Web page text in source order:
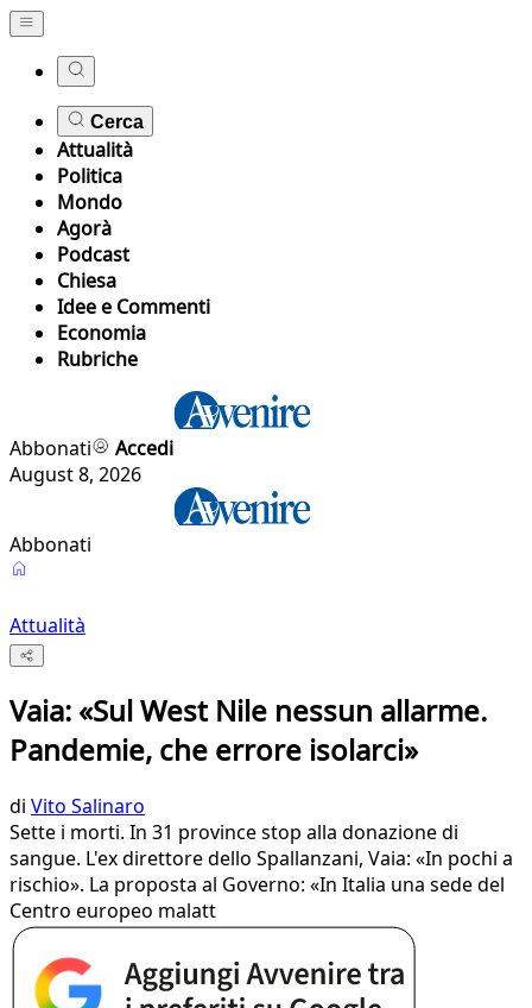
Cerca
Attualità
Politica
Mondo
Agorà
Podcast
Chiesa
Idee e Commenti
Economia
Rubriche
Abbonati
Accedi
August 8, 2026
Abbonati
Attualità
Vaia: «Sul West Nile nessun allarme.
Pandemie, che errore isolarci»
di Vito Salinaro
Sette i morti. In 31 province stop alla donazione di
sangue. L'ex direttore dello Spallanzani, Vaia: «In pochi a
rischio». La proposta al Governo: «In Italia una sede del
Centro europeo malatt